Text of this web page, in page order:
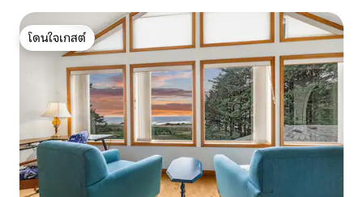
เช็กอิน: 16:00 น. เช็กเอาท์: 10:00 น. * ช่วง
เวลางดใช้เสียง: 22.00 น. - 20.00 น. มา
เพลิดเพลินกับความสงบวิวและเสน่ห์ที่เดิน
ได้ของ Yachats จากความสะดวกสบายของ
ระเบียงส่วนตัวเหนือมหาสมุทรแปซิฟิก ไม่
ว่าคุณจะกำลังเดินหาดทราย รับประทาน
อาหาร หรือเพียงแค่ชมกระแสน้ำขึ้นลง —
โอเชียนโคฟอินน์ #5 เป็นที่พักริมทะเลที่
สมบูรณ์แบบของคุณ จองตอนนี้และให้
รางวัลตัวเองด้วยประสบการณ์ชายฝั่งออริ
กอนที่แท้จริง!
โดนใจเกสต์
โดนใจเกสต์